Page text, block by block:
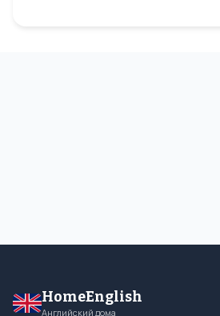
HomeEnglish
Английский дома